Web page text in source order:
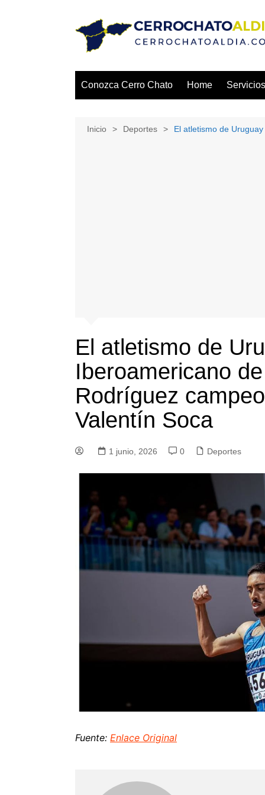
Conozca Cerro Chato Home Servicios
Inicio Deportes El atletismo de
El atletismo de
Iberoamericano
Rodríguez
Valentín Soca
1 junio, 2026 0 Deportes
Fuente: Enlace Original